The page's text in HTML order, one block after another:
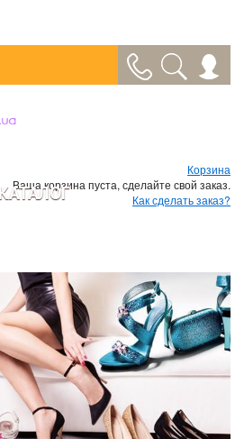
Корзина
Ваша корзина пуста, сделайте свой заказ.
Как сделать заказ?
КАТАЛОГ